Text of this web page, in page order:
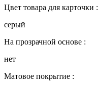
Цвет товара для карточки :
серый
На прозрачной основе :
нет
Матовое покрытие :